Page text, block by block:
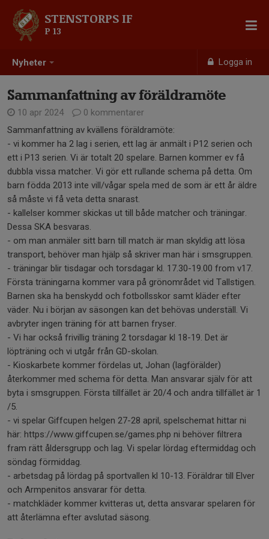
Nyheter Logga in
STENSTORPS IF
P 13
Sammanfattning av föräldramöte
10 apr 2024
0 kommentarer
Sammanfattning av kvällens föräldramöte:
- vi kommer ha 2 lag i serien, ett lag är anmält i P12 serien och
ett i P13 serien. Vi är totalt 20 spelare. Barnen kommer ev få
dubbla vissa matcher. Vi gör ett rullande schema på detta. Om
barn födda 2013 inte vill/vågar spela med de som är ett år äldre
så måste vi få veta detta snarast.
- kallelser kommer skickas ut till både matcher och träningar.
Dessa SKA besvaras.
- om man anmäler sitt barn till match är man skyldig att lösa
transport, behöver man hjälp så skriver man här i smsgruppen.
- träningar blir tisdagar och torsdagar kl. 17.30-19.00 from v17.
Första träningarna kommer vara på grönområdet vid Tallstigen.
Barnen ska ha benskydd och fotbollsskor samt kläder efter
väder. Nu i början av säsongen kan det behövas underställ. Vi
avbryter ingen träning för att barnen fryser.
- Vi har också frivillig träning 2 torsdagar kl 18-19. Det är
löpträning och vi utgår från GD-skolan.
- Kioskarbete kommer fördelas ut, Johan (lagförälder)
återkommer med schema för detta. Man ansvarar själv för att
byta i smsgruppen. Första tillfället är 20/4 och andra tillfället är 1
/5.
- vi spelar Giffcupen helgen 27-28 april, spelschemat hittar ni
här: https://www.giffcupen.se/games.php ni behöver filtrera
fram rätt åldersgrupp och lag. Vi spelar lördag eftermiddag och
söndag förmiddag.
- arbetsdag på lördag på sportvallen kl 10-13. Föräldrar till Elver
och Armpenitos ansvarar för detta.
- matchkläder kommer kvitteras ut, detta ansvarar spelaren för
att återlämna efter avslutad säsong.